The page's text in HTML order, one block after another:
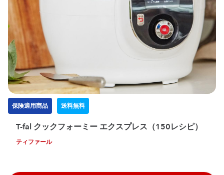
保険適用商品 送料無料
T-fal クックフォーミー エクスプレス（150レシピ）
ティファール